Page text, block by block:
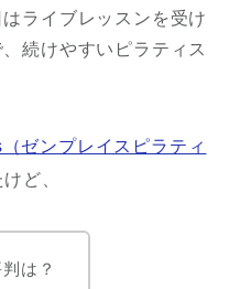
ライブレッスンを受け
続けやすいピラティス
ゼンプレイスピラティ
ど、
は？